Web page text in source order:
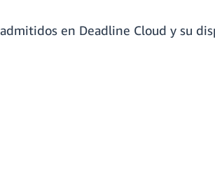
en Deadline Cloud y su